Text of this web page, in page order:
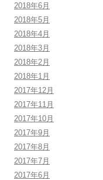
2018年6月
2018年5月
2018年4月
2018年3月
2018年2月
2018年1月
2017年12月
2017年11月
2017年10月
2017年9月
2017年8月
2017年7月
2017年6月